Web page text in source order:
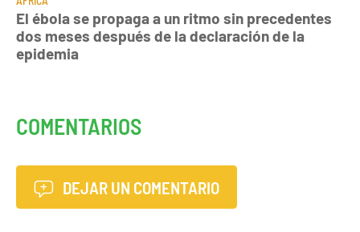
El ébola se propaga a un ritmo sin precedentes
dos meses después de la declaración de la
epidemia
COMENTARIOS
DEJAR UN COMENTARIO